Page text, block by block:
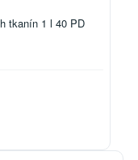
tkanín 1 l 40 PD